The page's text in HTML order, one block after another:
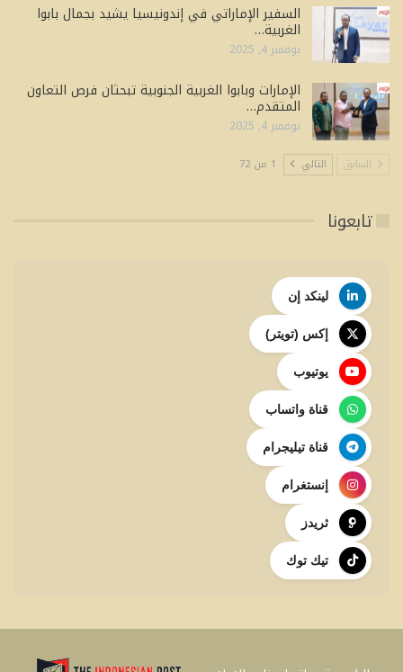
السفير الإماراتي في إندونيسيا يشيد بجمال بابوا
الغربية…
نوفمبر 4, 2025
الإمارات وبابوا الغربية الجنوبية تبحثان فرص التعاون
المتقدم…
نوفمبر 4, 2025
السابق التالي 1 من 72
تابعونا
لينكد إن
إكس (تويتر)
يوتيوب
قناة واتساب
قناة تيليجرام
إنستغرام
ثريدز
تيك توك